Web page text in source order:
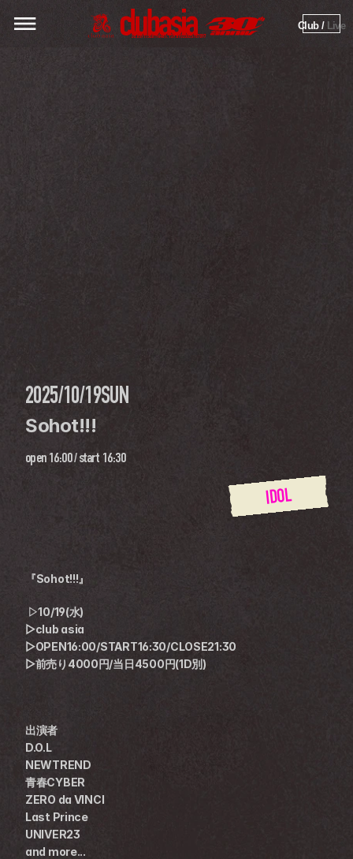
Club / Live
2025/10/19SUN
Sohot!!!
open 16:00 / start 16:30
IDOL
『Sohot!!!』
▷10/19(水)
▷club asia
▷OPEN16:00/START16:30/CLOSE21:30
▷前売り4000円/当日4500円(1D別)
出演者
D.O.L
NEWTREND
青春CYBER
ZERO da VINCI
Last Prince
UNIVER23
and more...